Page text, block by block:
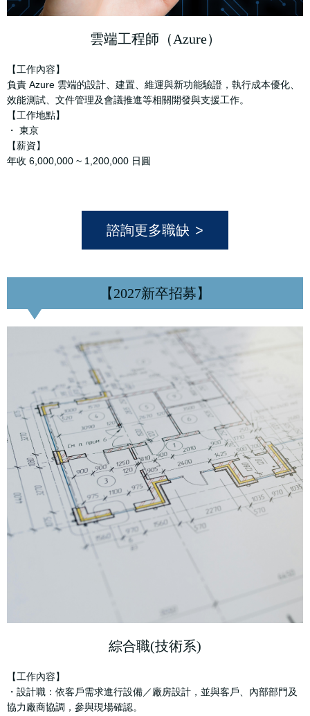
雲端工程師（Azure）
【工作內容】
負責 Azure 雲端的設計、建置、維運與新功能驗證，執行成本優化、
效能測試、文件管理及會議推進等相關開發與支援工作。
【工作地點】
・ 東京
【薪資】
年收 6,000,000 ~ 1,200,000 日圓
諮詢更多職缺
【2027新卒招募】
綜合職(技術系)
【工作內容】
・設計職：依客戶需求進行設備／廠房設計，並與客戶、內部部門及
協力廠商協調，參與現場確認。